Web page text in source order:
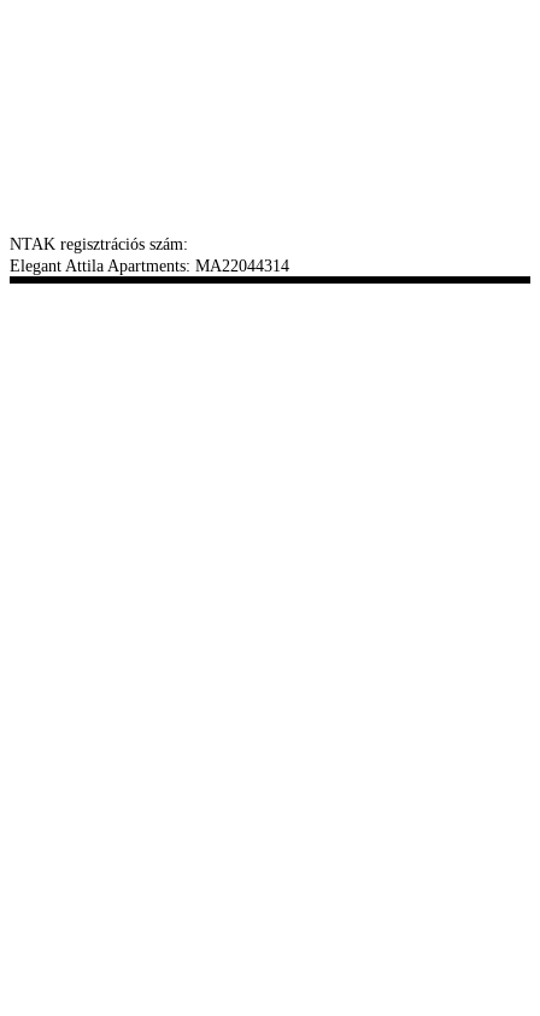
NTAK regisztrációs szám:
Elegant Attila Apartments: MA22044314